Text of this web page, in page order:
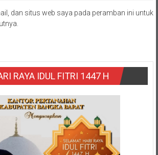
dan situs web saya pada peramban ini untuk
RAYA IDUL FITRI 1447 H